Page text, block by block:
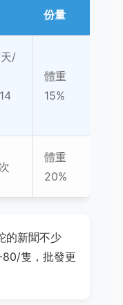
份量
/
體重
15%
體重
20%
的新聞不少
隻，批發更